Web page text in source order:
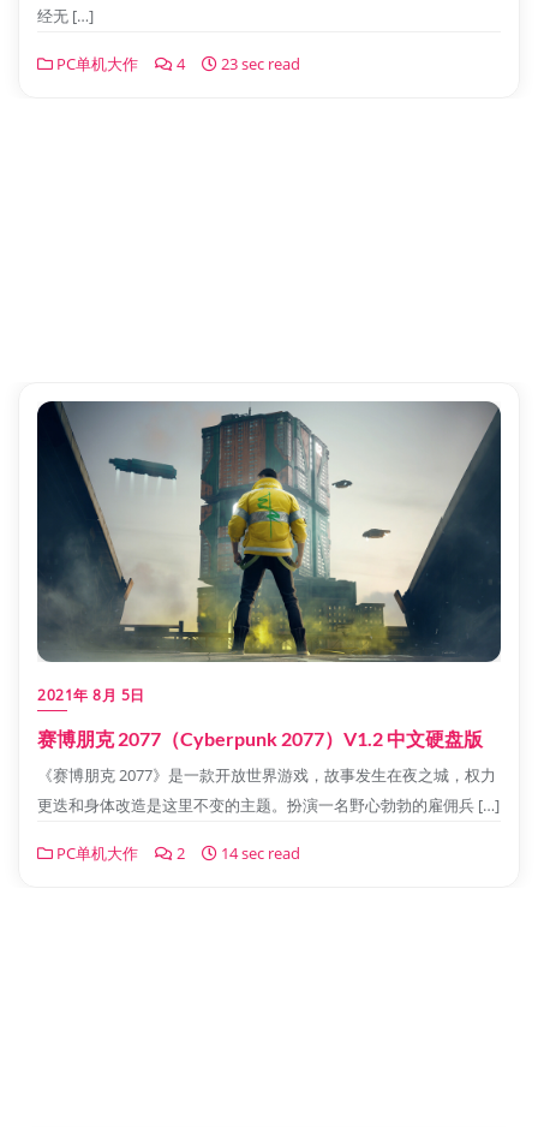
经无 […]
PC单机大作 4 23 sec read
2021年 8月 5日
赛博朋克 2077（Cyberpunk 2077）V1.2 中文硬盘版
《赛博朋克 2077》是一款开放世界游戏，故事发生在夜之城，权力
更迭和身体改造是这里不变的主题。扮演一名野心勃勃的雇佣兵 […]
PC单机大作 2 14 sec read